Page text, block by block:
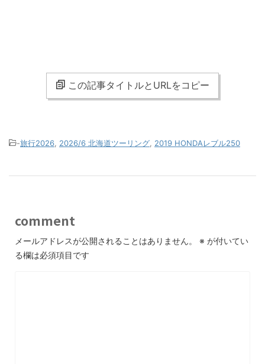
この記事タイトルとURLをコピー
-旅行2026 2026/6 北海道ツーリング 2019 HONDAレブル250
comment
メールアドレスが公開されることはありません。 ※ が付いてい
る欄は必須項目です